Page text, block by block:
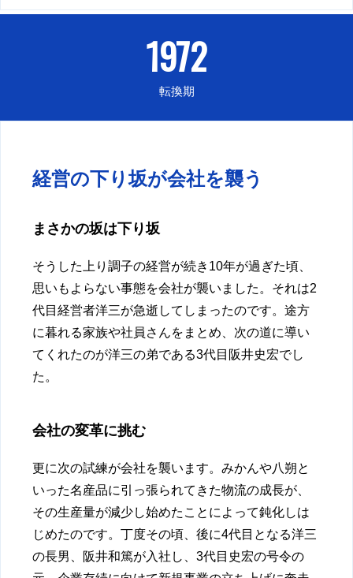
1972
転換期
経営の下り坂が会社を襲う
まさかの坂は下り坂
そうした上り調子の経営が続き10年が過ぎた頃、
思いもよらない事態を会社が襲いました。それは2
代目経営者洋三が急逝してしまったのです。途方
に暮れる家族や社員さんをまとめ、次の道に導い
てくれたのが洋三の弟である3代目阪井史宏でし
た。
会社の変革に挑む
更に次の試練が会社を襲います。みかんや八朔と
いった名産品に引っ張られてきた物流の成長が、
その生産量が減少し始めたことによって鈍化しは
じめたのです。丁度その頃、後に4代目となる洋三
の長男、阪井和篤が入社し、3代目史宏の号令の